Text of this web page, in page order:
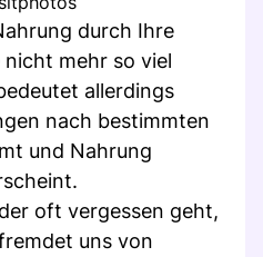
durch Ihre
nicht mehr so viel
allerdings
nach bestimmten
und Nahrung
oft vergessen geht,
uns von